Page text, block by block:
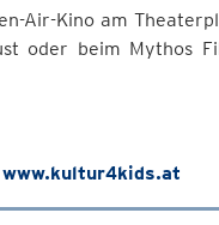
Air-Kino am
oder beim Mythos
www.kultur4kids.at